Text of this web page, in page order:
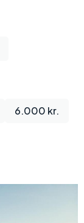
6.000 kr.